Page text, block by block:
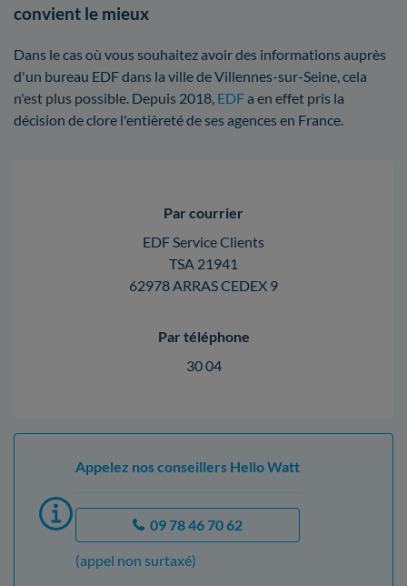
convient le mieux
Dans le cas où vous souhaitez avoir des informations auprès
d'un bureau EDF dans la ville de Villennes-sur-Seine, cela
n'est plus possible. Depuis 2018, EDFa en effet pris la
décision de clore l'entièreté de ses agences en France.
Par courrier
EDF Service Clients
TSA 21941
62978 ARRAS CEDEX 9
Par téléphone
30 04
Appelez nos conseillers Hello Watt
09 78 46 70 62
(appel non surtaxé)